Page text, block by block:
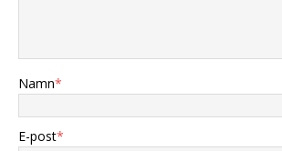
Namn*
E-post*